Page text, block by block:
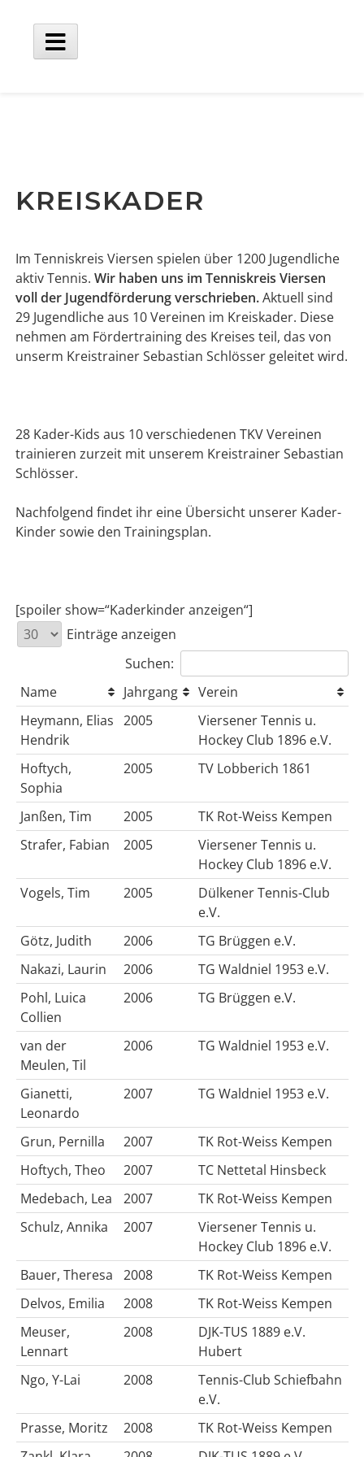
content
Main
KREISKADER
Im Tenniskreis Viersen spielen über 1200 Jugendliche
aktiv Tennis.Wir haben uns im Tenniskreis Viersen
voll der Jugendförderung verschrieben.Aktuell sind
29 Jugendliche aus 10 Vereinen im Kreiskader. Diese
nehmen am Fördertraining des Kreises teil, das von
unserm Kreistrainer Sebastian Schlösser geleitet wird.
28 Kader-Kids aus 10 verschiedenen TKV Vereinen
trainieren zurzeit mit unserem Kreistrainer Sebastian
Schlösser.
Nachfolgend findet ihr eine Übersicht unserer Kader-
Kinder sowie den Trainingsplan.
[spoiler show=“Kaderkinder anzeigen“]
Einträge anzeigen
Suchen:
Name
Jahrgang
Verein
Heymann, Elias
Hendrik
2005
Viersener Tennis u.
Hockey Club 1896 e.V.
Hoftych,
Sophia
2005 TV Lobberich 1861
Janßen, Tim 2005
TK Rot-Weiss Kempen
Strafer, Fabian
2005
Viersener Tennis u.
Hockey Club 1896 e.V.
Vogels, Tim
2005
Dülkener Tennis-Club
e.V.
Götz, Judith
2006
TG Brüggen e.V.
Nakazi, Laurin
2006
TG Waldniel 1953 e.V.
Pohl, Luica
Collien
2006 TG Brüggen e.V.
van der
Meulen, Til
2006 TG Waldniel 1953 e.V.
Gianetti,
Leonardo
2007 TG Waldniel 1953 e.V.
Grun, Pernilla 2007
TK Rot-Weiss Kempen
Hoftych, Theo
2007
TC Nettetal Hinsbeck
Medebach, Lea
2007
TK Rot-Weiss Kempen
Schulz, Annika
2007
Viersener Tennis u.
Hockey Club 1896 e.V.
Bauer, Theresa
2008
TK Rot-Weiss Kempen
Delvos, Emilia
2008
TK Rot-Weiss Kempen
Meuser,
Lennart
2008
DJK-TUS 1889 e.V.
Hubert
Ngo, Y-Lai
2008
Tennis-Club Schiefbahn
e.V.
Prasse, Moritz
2008
TK Rot-Weiss Kempen